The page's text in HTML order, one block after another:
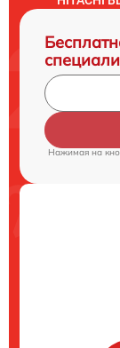
Нажимая на